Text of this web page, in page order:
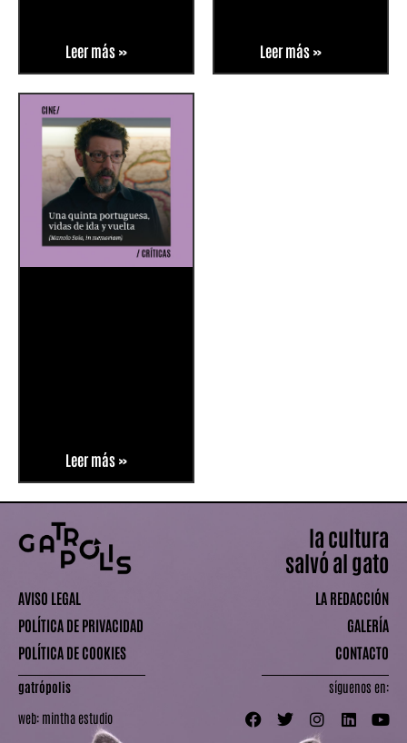
Leer más » Leer más »
Leer más »
AVISO LEGAL
POLÍTICA DE PRIVACIDAD
POLÍTICA DE COOKIES
gatrópolis
web: mintha estudio
la cultura
salvó al gato
LA REDACCIÓN
GALERÍA
CONTACTO
síguenos en: